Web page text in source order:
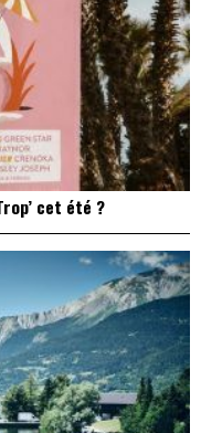
cet été ?